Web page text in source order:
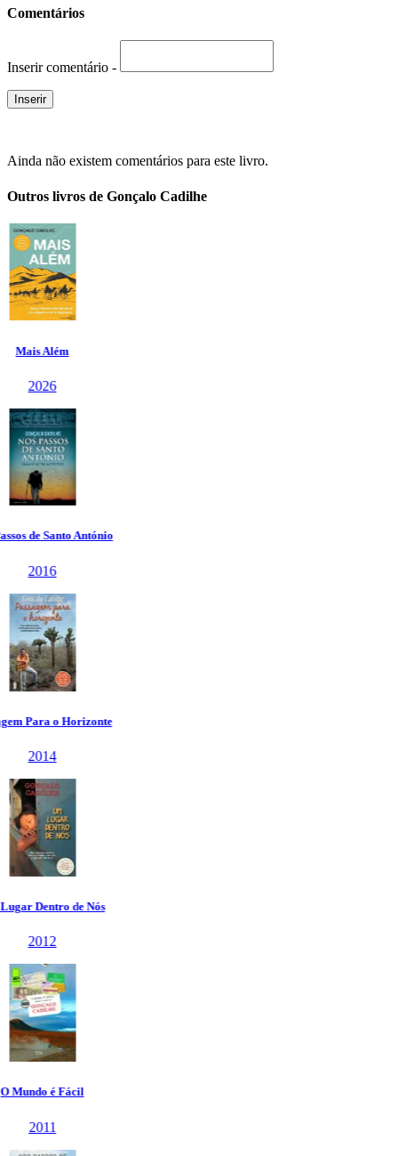
Comentários
Inserir comentário -
Ainda não existem comentários para este livro.
Outros livros de Gonçalo Cadilhe